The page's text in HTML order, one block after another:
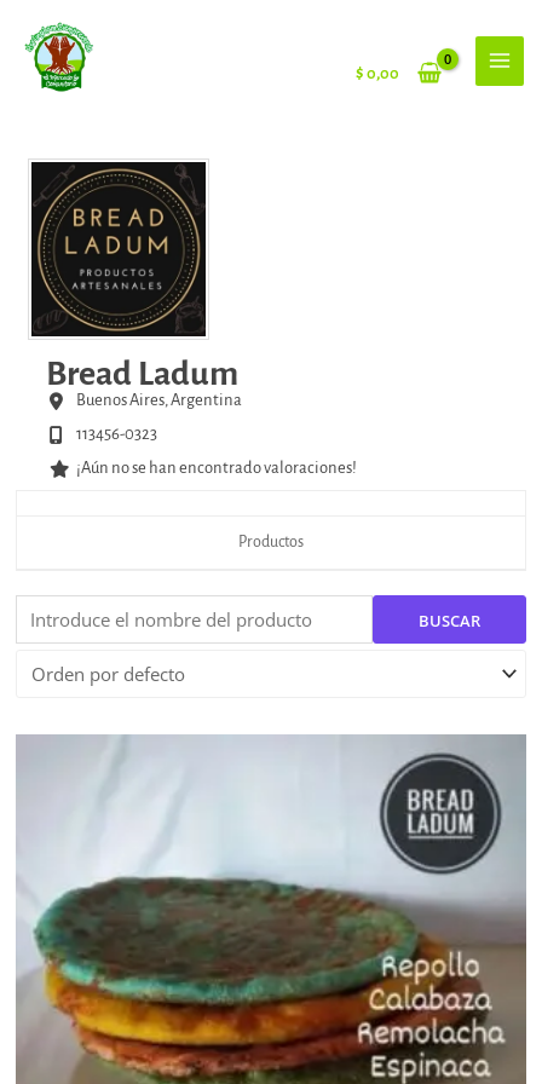
contenido
$ 0,00
Bread Ladum
Buenos Aires, Argentina
113456-0323
¡Aún no se han encontrado valoraciones!
Productos